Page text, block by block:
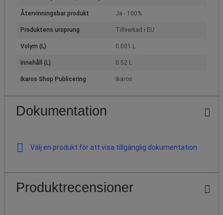
Återvinningsbar produkt Ja - 100%
Produktens ursprung Tillverkad i EU
Volym (L) 0.001 L
Innehåll (L) 0.52 L
Ikaros Shop Publicering Ikaros
Dokumentation
Välj en produkt för att visa tillgänglig dokumentation
Produktrecensioner